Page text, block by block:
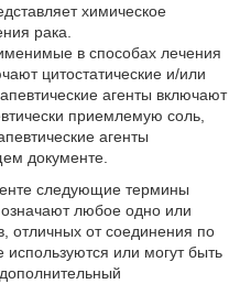
химическое
рака.
в способах лечения
цитостатические и/или
агенты включают
приемлемую соль,
агенты
документе.
следующие термины
любое одно или
отличных от соединения по
или могут быть